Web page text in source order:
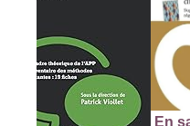
En savoir plus